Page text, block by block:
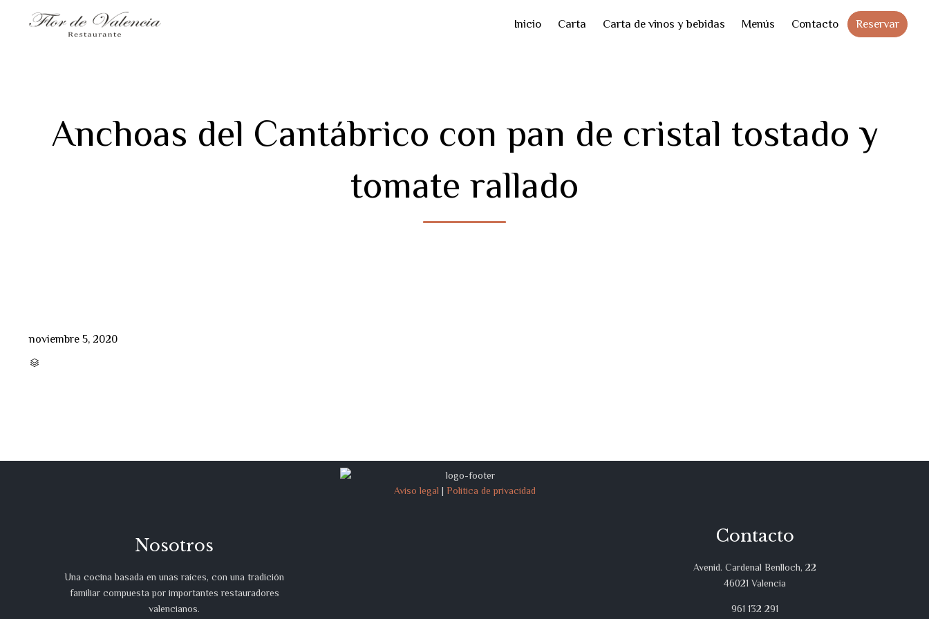
Inicio Carta Carta de vinos y bebidas Menús Contacto Reservar
Anchoas del Cantábrico con pan de cristal tostado y
tomate rallado
noviembre 5, 2020

Nosotros
Una cocina basada en unas raíces, con una tradición
familiar compuesta por importantes restauradores
valencianos.
Aviso legal | Política de privacidad
Contacto
Avenid. Cardenal Benlloch, 22
46021 Valencia
961 132 291